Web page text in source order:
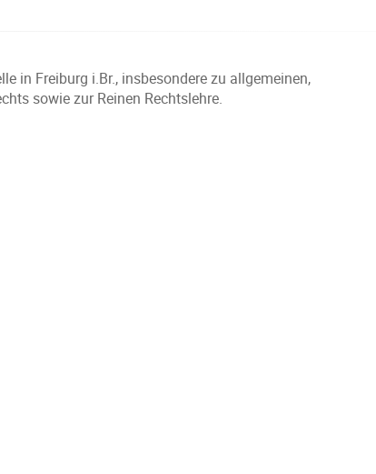
in Freiburg i.Br., insbesondere zu allgemeinen,
sowie zur Reinen Rechtslehre.